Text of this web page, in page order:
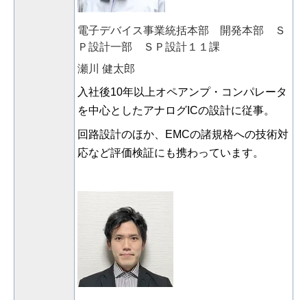
電子デバイス事業統括本部 開発本部 Ｓ
Ｐ設計一部 ＳＰ設計１１課
瀬川 健太郎
入社後10年以上オペアンプ・コンパレータ
を中心としたアナログICの設計に従事。
回路設計のほか、 EMCの諸規格への技術対
応など評価検証にも携わっています。